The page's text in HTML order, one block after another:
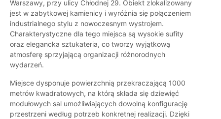
Warszawy, przy ulicy Chłodnej 29. Obiekt zlokalizowany
jest w zabytkowej kamienicy i wyróżnia się połączeniem
industrialnego stylu z nowoczesnym wystrojem.
Charakterystyczne dla tego miejsca są wysokie sufity
oraz elegancka sztukateria, co tworzy wyjątkową
atmosferę sprzyjającą organizacji różnorodnych
wydarzeń.
Miejsce dysponuje powierzchnią przekraczającą 1000
metrów kwadratowych, na którą składa się dziewięć
modułowych sal umożliwiających dowolną konfigurację
przestrzeni według potrzeb konkretnej realizacji. Dzięki